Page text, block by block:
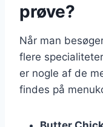
prøve?
Når man
flere
er nogle af de
findes på